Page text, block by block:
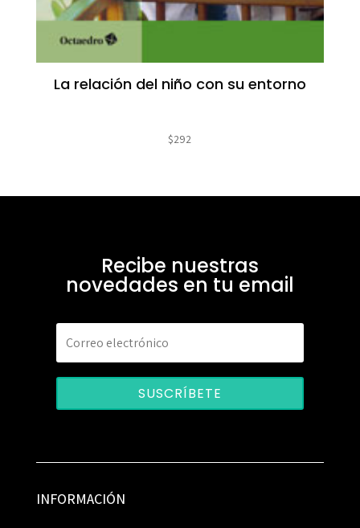
La relación del niño con su entorno
$292
Recibe nuestras
novedades en tu email
SUSCRÍBETE
INFORMACIÓN